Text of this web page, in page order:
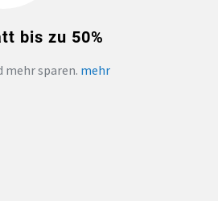
bis zu 50%
mehr sparen. mehr